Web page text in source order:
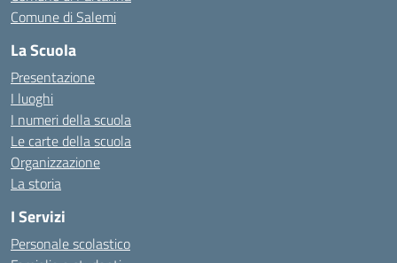
Comune di Salemi
La Scuola
Presentazione
I luoghi
I numeri della scuola
Le carte della scuola
Organizzazione
La storia
I Servizi
Personale scolastico